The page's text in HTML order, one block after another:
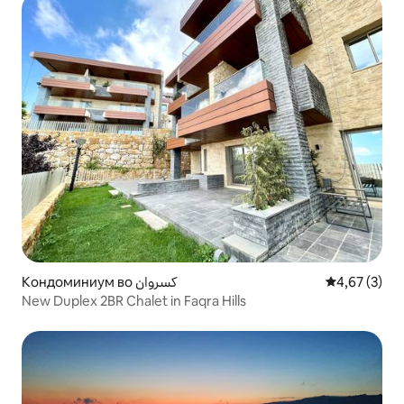
Кондоминиум во كسروان Просечна
4,67 (3)
New Duplex 2BR Chalet in Faqra Hills